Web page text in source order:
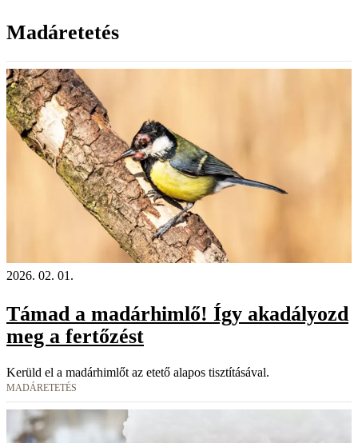
Madáretetés
2026. 02. 01.
Támad a madárhimlő! Így akadályozd
meg a fertőzést
Kerüld el a madárhimlőt az etető alapos tisztításával.
MADÁRETETÉS